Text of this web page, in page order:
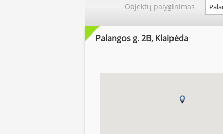
Objektų palyginimas
Palangos g. 2B, Klaipėda